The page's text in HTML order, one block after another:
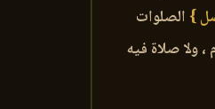
} الصلوات
، ولا صلاة فيه